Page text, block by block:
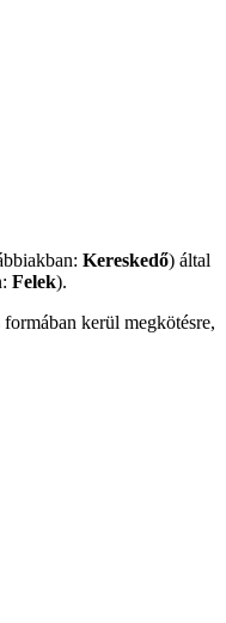
Kereskedő) által
Felek).
kerül megkötésre,